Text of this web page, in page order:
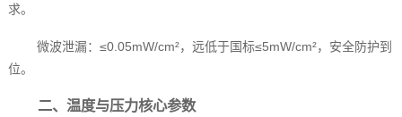
求。
微波泄漏：≤0.05mW/cm²，远低于国标≤5mW/cm²，安全防护到
位。
二、温度与压力核心参数